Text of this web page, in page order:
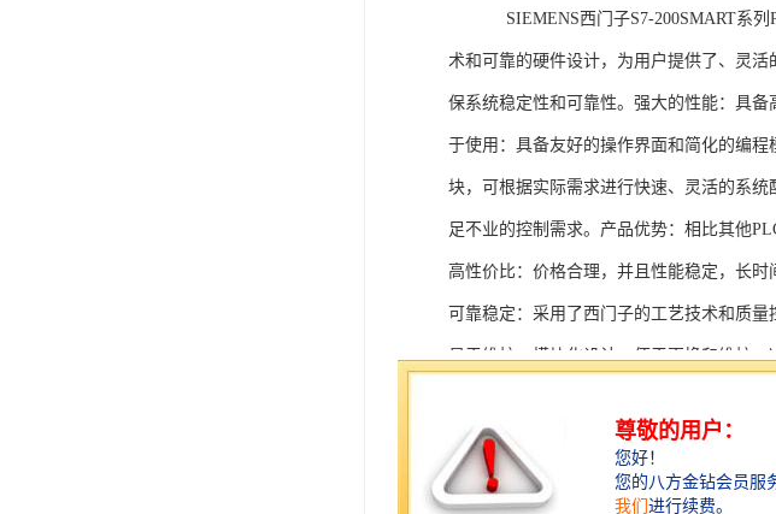
SIEMENS西门子S7-200SMART系列
术和可靠的硬件设计，为用户提供了、灵
保系统稳定性和可靠性。强大的性能：具
于使用：具备友好的操作界面和简化的编
块，可根据实际需求进行快速、灵活的系
足不业的控制需求。产品优势：相比其他
高性价比：价格合理，并且性能稳定，长时
可靠稳定：采用了西门子的工艺技术和质量
易于维护：模块化设计，便于更换和维护
灵活配置：多种通信接口和编程模式可选，
快速部署：配备了完善的软件工具和技术